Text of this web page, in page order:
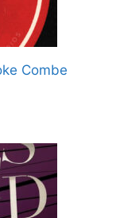
Combe